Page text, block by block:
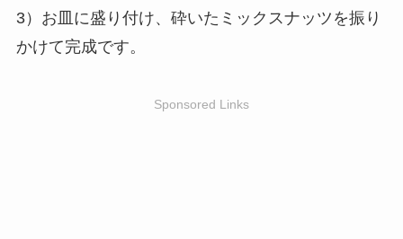
3）お皿に盛り付け、砕いたミックスナッツを振り
かけて完成です。
Sponsored Links